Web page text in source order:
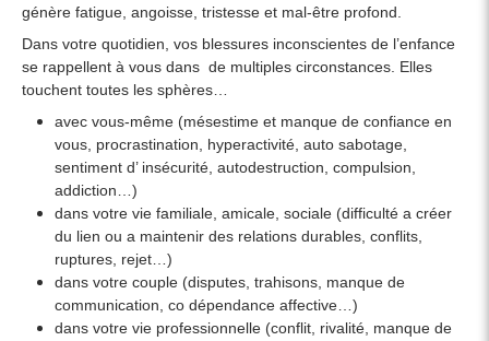
génère fatigue, angoisse, tristesse et mal-être profond.
Dans votre quotidien, vos blessures inconscientes de l’enfance
se rappellent à vous dans de multiples circonstances. Elles
touchent toutes les sphères…
avec vous-même (mésestime et manque de confiance en
vous, procrastination, hyperactivité, auto sabotage,
sentiment d’ insécurité, autodestruction, compulsion,
addiction…)
dans votre vie familiale, amicale, sociale (difficulté a créer
du lien ou a maintenir des relations durables, conflits,
ruptures, rejet…)
dans votre couple (disputes, trahisons, manque de
communication, co dépendance affective…)
dans votre vie professionnelle (conflit, rivalité, manque de